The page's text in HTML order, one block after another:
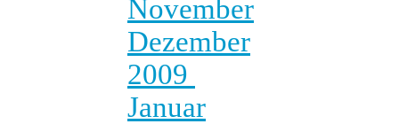
November
Dezember
2009
Januar